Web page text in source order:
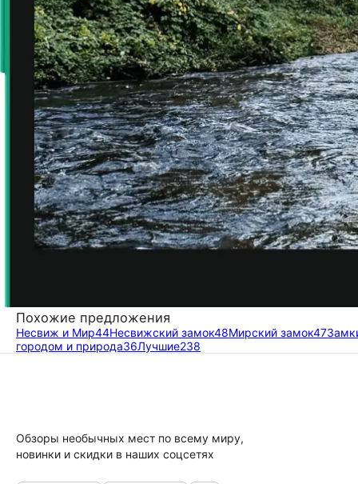
Похожие предложения
Несвиж и Мир44Несвижский замок48Мирский замок47
городом и природа36Лучшие238
Обзоры необычных мест по всему миру,
новинки и скидки в наших соцсетях